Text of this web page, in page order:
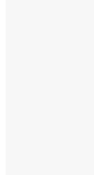
direktem
Andere
wurde
er versuchte,
Gepäck über
schuldig
Arabischen
Zentralbank